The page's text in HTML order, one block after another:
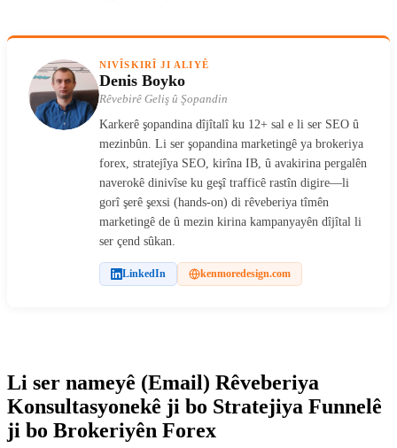
NIVÎSKIRÎ JI ALIYÊ
Denis Boyko
Rêvebirê Geliş û Şopandin
Karkerê şopandina dîjîtalî ku 12+ sal e li ser SEO û
mezinbûn. Li ser şopandina marketingê ya brokeriya
forex, stratejîya SEO, kirîna IB, û avakirina pergalên
naverokê dinivîse ku geşî trafficê rastîn digire—li
gorî şerê şexsi (hands-on) di rêveberiya tîmên
marketingê de û mezin kirina kampanyayên dîjîtal li
ser çend sûkan.
LinkedIn kenmoredesign.com
Li ser nameyê (Email) Rêveberiya
Konsultasyonekê ji bo Stratejiya Funnelê
ji bo Brokeriyên Forex